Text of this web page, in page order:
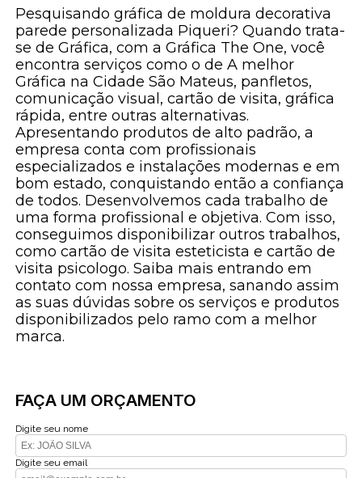
Pesquisando gráfica de moldura decorativa
parede personalizada Piqueri? Quando trata-
se de Gráfica, com a Gráfica The One, você
encontra serviços como o de A melhor
Gráfica na Cidade São Mateus, panfletos,
comunicação visual, cartão de visita, gráfica
rápida, entre outras alternativas.
Apresentando produtos de alto padrão, a
empresa conta com profissionais
especializados e instalações modernas e em
bom estado, conquistando então a confiança
de todos. Desenvolvemos cada trabalho de
uma forma profissional e objetiva. Com isso,
conseguimos disponibilizar outros trabalhos,
como cartão de visita esteticista e cartão de
visita psicologo. Saiba mais entrando em
contato com nossa empresa, sanando assim
as suas dúvidas sobre os serviços e produtos
disponibilizados pelo ramo com a melhor
marca.
FAÇA UM ORÇAMENTO
Digite seu nome
Digite seu email